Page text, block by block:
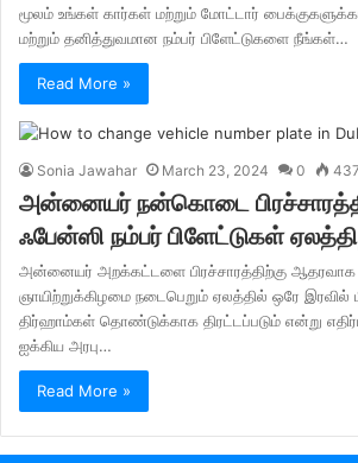
மூலம் உங்கள் கார்கள் மற்றும் மோட்டார்
மற்றும் தனித்துவமான நம்பர் பிளேட்டுகளை நீங்கள்…
Read More »
Sonia Jawahar March 23, 2024 0 437
அன்னையர் நன்கொடை
ஃபேன்ஸி நம்பர் பிளேட்டுகள்
அன்னையர் அறக்கட்டளை பிரச்சாரத்திற்கு ஆதரவாக
ஞாயிற்றுக்கிழமை நடைபெறும் ஏலத்தில் ஒரே
திர்ஹாம்கள் தொண்டுக்காக திரட்டப்படும் என்று
ஐக்கிய அரபு…
Read More »